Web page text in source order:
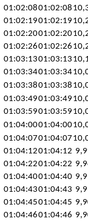
01:02:0801:02:08
01:02:1901:02:19
01:02:2001:02:20
01:02:2601:02:26
01:03:1301:03:13
01:03:3401:03:34
01:03:3801:03:38
01:03:4901:03:49
01:03:5901:03:59
01:04:0001:04:00
01:04:0701:04:07
01:04:1201:04:12
01:04:2201:04:22
01:04:4001:04:40
01:04:4301:04:43
01:04:4501:04:45
01:04:4601:04:46